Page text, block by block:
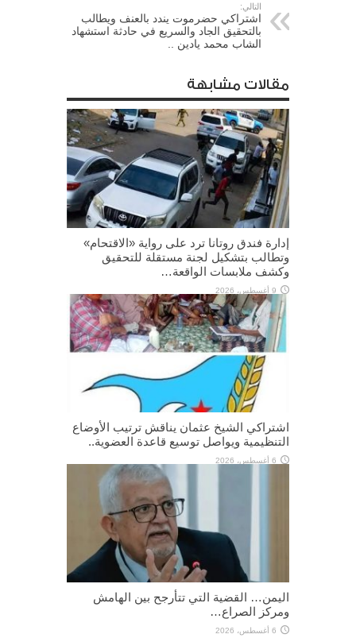
التالي:
اشتراكي حضرموت يندد بالعنف ويطالب
بالتحقيق الجاد والسريع في حادثة استشهاد
الشاب محمد يادين ..
مقالات مشابهة
إدارة فندق روتانا ترد على رواية «الاقتحام»
وتطالب بتشكيل لجنة مستقلة للتحقيق
وكشف ملابسات الواقعة…
9 أغسطس، 2026
اشتراكي الشيخ عثمان يناقش ترتيب الأوضاع
التنظيمية ويواصل توسيع قاعدة العضوية..
6 أغسطس، 2026
اليمن… القضية التي تتأرجح بين الهامش
ومركز الصراع…
6 أغسطس، 2026